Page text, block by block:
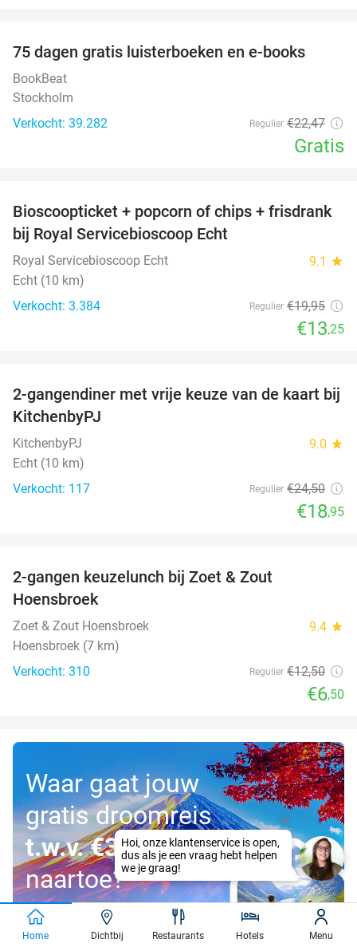
75 dagen gratis luisterboeken en e-books
BookBeat
Stockholm
Verkocht: 39.282
Regulier €22,47
Gratis
34%
Bioscoopticket + popcorn of chips + frisdrank
bij Royal Servicebioscoop Echt
Royal Servicebioscoop Echt 9.1 star
Echt (10 km)
Verkocht: 3.384
Regulier €19,95
€13,25
23%
2-gangendiner met vrije keuze van de kaart bij
KitchenbyPJ
KitchenbyPJ 9.0 star
Echt (10 km)
Verkocht: 117
Regulier €24,50
€18,95
2-gangen keuzelunch bij Zoet & Zout
Hoensbroek
Zoet & Zout Hoensbroek 9.4 star
Hoensbroek (7 km)
Verkocht: 310
Regulier €12,50
€6,50
Waar gaat jouw
gratis droomreis
t.w.v. €3.000
naartoe?
Doe mee!
Home Dichtbij Restaurants Hotels Menu